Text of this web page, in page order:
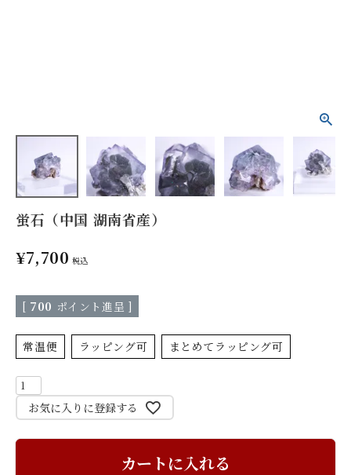
蛍石（中国 湖南省産）
¥7,700 税込
[ 700 ポイント進呈 ]
常温便 ラッピング可 まとめてラッピング可
お気に入りに登録する
カートに入れる